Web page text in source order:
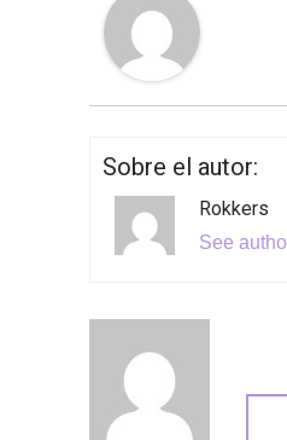
Sobre el autor:
Rokkers
See